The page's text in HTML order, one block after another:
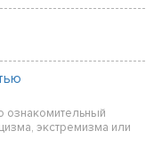
ознакомительный
экстремизма или